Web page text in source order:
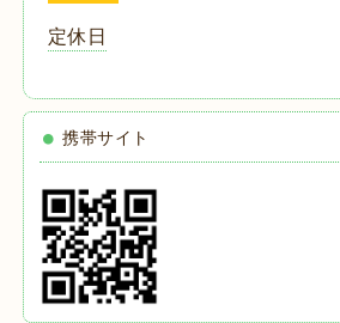
定休日
携帯サイト